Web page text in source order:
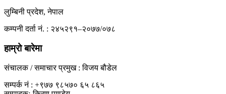
लुम्बिनी प्रदेश, नेपाल
कम्पनी दर्ता नं. : २४५२९१–२०७७/०७८
हाम्रो बारेमा
संचालक / समाचार प्रमुख : विजय बौडेल
सम्पर्क नं : +९७७ ९८५७० ६५ ८६५